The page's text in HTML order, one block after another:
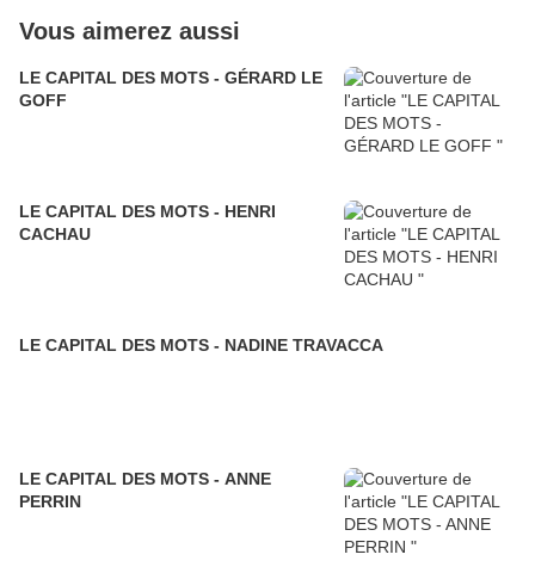
Vous aimerez aussi
LE CAPITAL DES MOTS - GÉRARD LE
GOFF
LE CAPITAL DES MOTS - HENRI
CACHAU
LE CAPITAL DES MOTS - NADINE TRAVACCA
LE CAPITAL DES MOTS - ANNE
PERRIN